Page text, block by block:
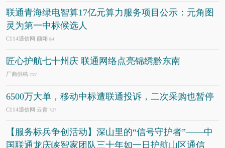
联通青海绿电智算17亿元算力服务项目公示：元角图
灵为第一中标候选人
C114通信网 颜翊 8/4
匠心护航七十州庆 联通网络点亮锦绣黔东南
厂商供稿 7/27
6500万大单，移动中标遭联通投诉，二次采购也暂停
C114通信网 云青 7/27
【服务标兵争创活动】深山里的“信号守护者”——中
国联通龙庆峡智家团队三十年如一日护航山区通信